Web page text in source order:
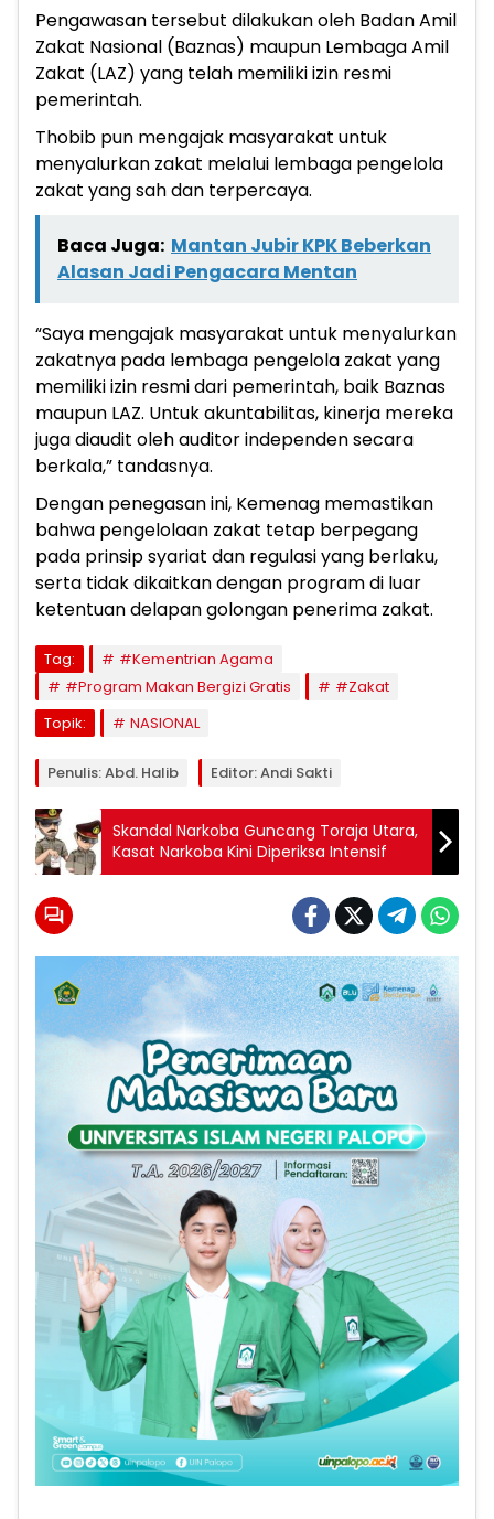
Pengawasan tersebut dilakukan oleh Badan Amil
Zakat Nasional (Baznas) maupun Lembaga Amil
Zakat (LAZ) yang telah memiliki izin resmi
pemerintah.
Thobib pun mengajak masyarakat untuk
menyalurkan zakat melalui lembaga pengelola
zakat yang sah dan terpercaya.
Baca Juga: Mantan Jubir KPK Beberkan
Alasan Jadi Pengacara Mentan
“Saya mengajak masyarakat untuk menyalurkan
zakatnya pada lembaga pengelola zakat yang
memiliki izin resmi dari pemerintah, baik Baznas
maupun LAZ. Untuk akuntabilitas, kinerja mereka
juga diaudit oleh auditor independen secara
berkala,” tandasnya.
Dengan penegasan ini, Kemenag memastikan
bahwa pengelolaan zakat tetap berpegang
pada prinsip syariat dan regulasi yang berlaku,
serta tidak dikaitkan dengan program di luar
ketentuan delapan golongan penerima zakat.
Tag:
#Kementrian Agama
#Program Makan Bergizi Gratis
#Zakat
Topik:
NASIONAL
Penulis: Abd. Halib Editor: Andi Sakti
Skandal Narkoba Guncang Toraja Utara,
Kasat Narkoba Kini Diperiksa Intensif